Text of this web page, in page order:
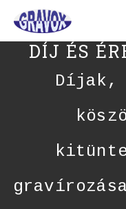
DÍJ ÉS
Díjak,